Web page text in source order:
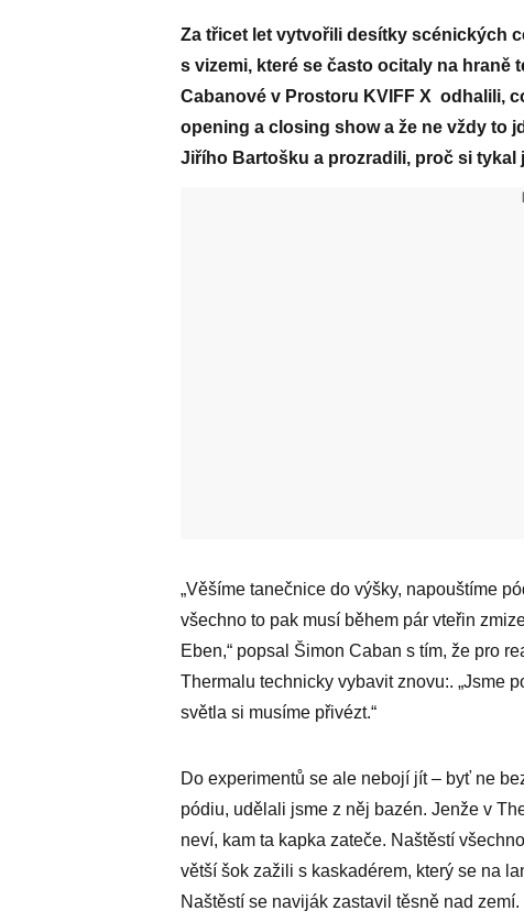
Za třicet let vytvořili desítky scénických
s vizemi, které se často ocitaly na hraně
Cabanové v Prostoru KVIFF X odhalili,
opening a closing show a že ne vždy to
Jiřího Bartošku a prozradili, proč si tykal
„Věšíme tanečnice do výšky, napouštíme
všechno to pak musí během pár vteřin
Eben,“ popsal Šimon Caban s tím, že pro
Thermalu technicky vybavit znovu:. „Jsme
světla si musíme přivézt.“
Do experimentů se ale nebojí jít – byť ne
pódiu, udělali jsme z něj bazén. Jenže v
neví, kam ta kapka zateče. Naštěstí
větší šok zažili s kaskadérem, který se na
Naštěstí se naviják zastavil těsně nad